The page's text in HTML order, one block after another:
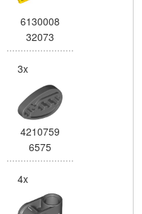
6130008
32073
3x
4210759
6575
4x